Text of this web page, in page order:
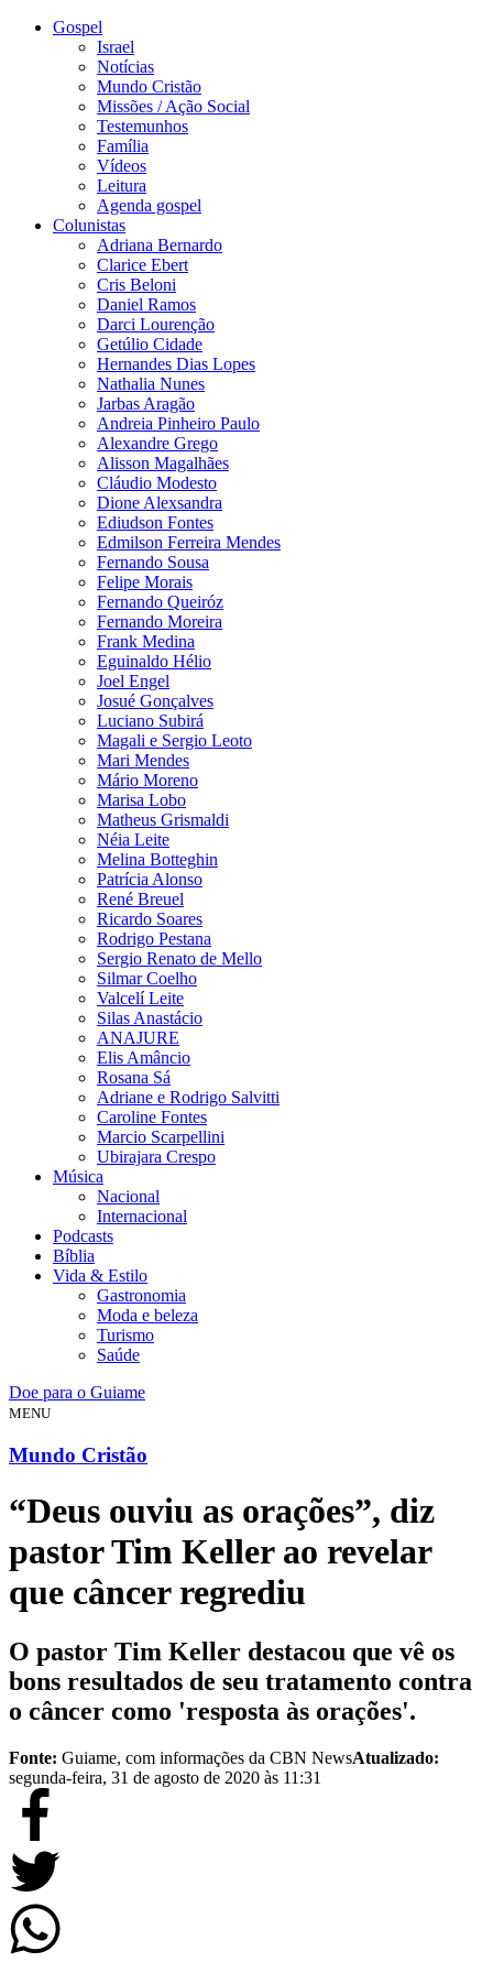
Gospel
Israel
Notícias
Mundo Cristão
Missões / Ação Social
Testemunhos
Família
Vídeos
Leitura
Agenda gospel
Colunistas
Adriana Bernardo
Clarice Ebert
Cris Beloni
Daniel Ramos
Darci Lourenção
Getúlio Cidade
Hernandes Dias Lopes
Nathalia Nunes
Jarbas Aragão
Andreia Pinheiro Paulo
Alexandre Grego
Alisson Magalhães
Cláudio Modesto
Dione Alexsandra
Ediudson Fontes
Edmilson Ferreira Mendes
Fernando Sousa
Felipe Morais
Fernando Queiróz
Fernando Moreira
Frank Medina
Eguinaldo Hélio
Joel Engel
Josué Gonçalves
Luciano Subirá
Magali e Sergio Leoto
Mari Mendes
Mário Moreno
Marisa Lobo
Matheus Grismaldi
Néia Leite
Melina Botteghin
Patrícia Alonso
René Breuel
Ricardo Soares
Rodrigo Pestana
Sergio Renato de Mello
Silmar Coelho
Valcelí Leite
Silas Anastácio
ANAJURE
Elis Amâncio
Rosana Sá
Adriane e Rodrigo Salvitti
Caroline Fontes
Marcio Scarpellini
Ubirajara Crespo
Música
Nacional
Internacional
Podcasts
Bíblia
Vida & Estilo
Gastronomia
Moda e beleza
Turismo
Saúde
Doe para o Guiame
MENU
Mundo Cristão
“Deus ouviu as orações”, diz
pastor Tim Keller ao revelar
que câncer regrediu
O pastor Tim Keller destacou que vê os
bons resultados de seu tratamento contra
o câncer como 'resposta às orações'.
Fonte: Guiame, com informações da CBN NewsAtualizado:
segunda-feira, 31 de agosto de 2020 às 11:31